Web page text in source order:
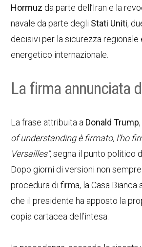
Hormuz da parte dell’Iran e la
navale da parte degli Stati Uniti,
decisivi per la sicurezza regionale
energetico internazionale.
La firma annunciata
La frase attribuita a Donald Trump,
of understanding è firmato, l’ho
Versailles”, segna il punto politico
Dopo giorni di versioni non
procedura di firma, la Casa Bianca
che il presidente ha apposto la
copia cartacea dell’intesa.